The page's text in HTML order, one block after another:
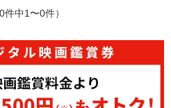
0件中1〜0件）